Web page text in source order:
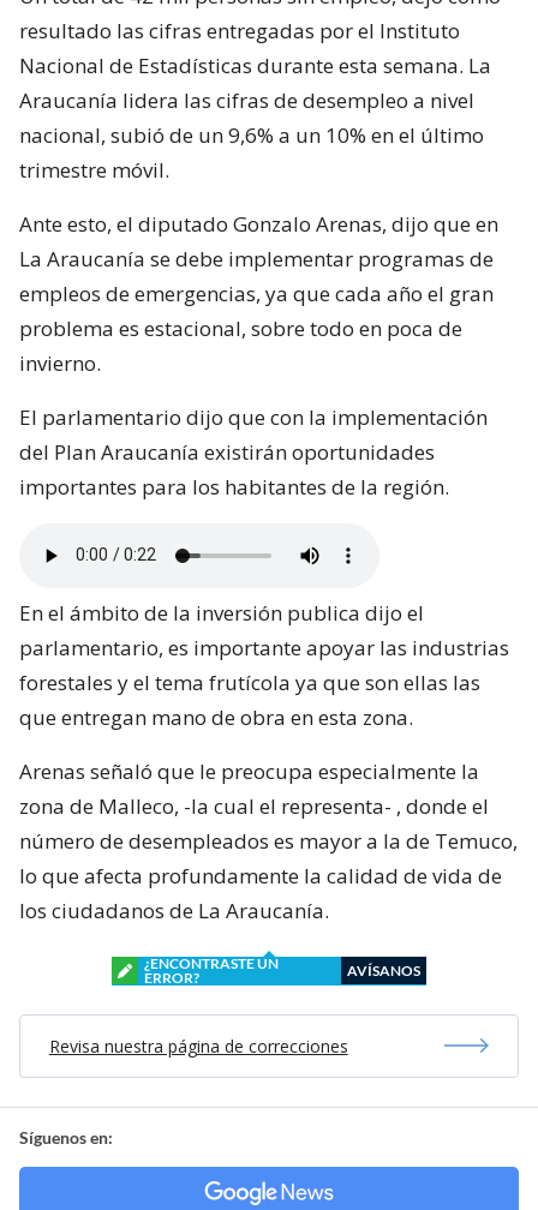
resultado las cifras entregadas por el Instituto
Nacional de Estadísticas durante esta semana. La
Araucanía lidera las cifras de desempleo a nivel
nacional, subió de un 9,6% a un 10% en el último
trimestre móvil.
Ante esto, el diputado Gonzalo Arenas, dijo que en
La Araucanía se debe implementar programas de
empleos de emergencias, ya que cada año el gran
problema es estacional, sobre todo en poca de
invierno.
El parlamentario dijo que con la implementación
del Plan Araucanía existirán oportunidades
importantes para los habitantes de la región.
En el ámbito de la inversión publica dijo el
parlamentario, es importante apoyar las industrias
forestales y el tema frutícola ya que son ellas las
que entregan mano de obra en esta zona.
Arenas señaló que le preocupa especialmente la
zona de Malleco, -la cual el representa- , donde el
número de desempleados es mayor a la de Temuco,
lo que afecta profundamente la calidad de vida de
los ciudadanos de La Araucanía.
¿ENCONTRASTE UN
ERROR?
AVÍSANOS
Revisa nuestra página de correcciones
Síguenos en: